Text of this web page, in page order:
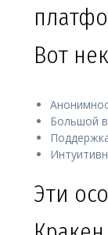
Вот
Большой
Эти